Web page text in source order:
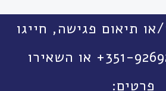
תיאום פגישה, חייגו
אלינו 351-926921448+ או השאירו
פרטים: